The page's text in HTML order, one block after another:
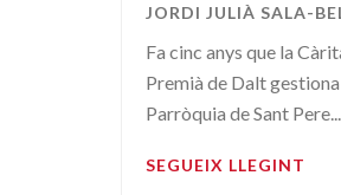
JORDI JULIÀ SALA-
Fa cinc anys que la
Premià de Dalt
Parròquia de Sant
SEGUEIX LLEGINT